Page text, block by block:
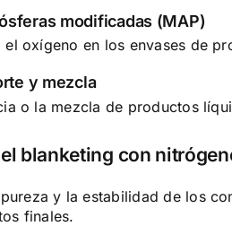
modificadas (MAP)
el oxígeno en los envases de
y mezcla
o la mezcla de productos
blanketing con
y la estabilidad de los
finales.